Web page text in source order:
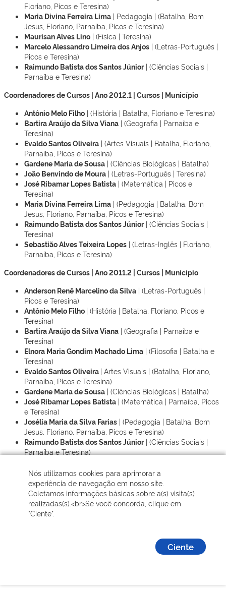
Floriano, Picos e Teresina)
Maria Divina Ferreira Lima | Pedagogia | (Batalha, Bom
Jesus, Floriano, Parnaíba, Picos e Teresina)
Maurisan Alves Lino | (Física | Teresina)
Marcelo Alessandro Limeira dos Anjos | (Letras-Português |
Picos e Teresina)
Raimundo Batista dos Santos Júnior| (Ciências Sociais |
Parnaíba e Teresina)
Coordenadores de Cursos | Ano 2012.1 | Cursos | Município
Antônio Melo Filho | (História | Batalha, Floriano e Teresina)
Bartira Araújo da Silva Viana | (Geografia | Parnaíba e
Teresina)
Evaldo Santos Oliveira | (Artes Visuais | Batalha, Floriano,
Parnaíba, Picos e Teresina)
Gardene Maria de Sousa | (Ciências Biológicas | Batalha)
João Benvindo de Moura | (Letras-Português | Teresina)
José Ribamar Lopes Batista | (Matemática | Picos e
Teresina)
Maria Divina Ferreira Lima | (Pedagogia | Batalha, Bom
Jesus, Floriano, Parnaíba, Picos e Teresina)
Raimundo Batista dos Santos Júnior| (Ciências Sociais |
Teresina)
Sebastião Alves Teixeira Lopes | (Letras-Inglês | Floriano,
Parnaíba, Picos e Teresina)
Coordenadores de Cursos | Ano 2011.2 | Cursos | Município
Anderson Renê Marcelino da Silva | (Letras-Português |
Picos e Teresina)
Antônio Melo Filho | (História | Batalha, Floriano, Picos e
Teresina)
Bartira Araújo da Silva Viana | (Geografia | Parnaíba e
Teresina)
Elnora Maria Gondim Machado Lima | (Filosofia | Batalha e
Teresina)
Evaldo Santos Oliveira | Artes Visuais | (Batalha, Floriano,
Parnaíba, Picos e Teresina)
Gardene Maria de Sousa | (Ciências Biológicas | Batalha)
José Ribamar Lopes Batista | (Matemática | Parnaíba, Picos
e Teresina)
Josélia Maria da Silva Farias | (Pedagogia | Batalha, Bom
Jesus, Floriano, Parnaíba, Picos e Teresina)
Raimundo Batista dos Santos Júnior| (Ciências Sociais |
Parnaíba e Teresina)
Parnaíba, Picos e Teresina)
Vânia Macedo Orsano| (Educação Física | Batalha, Floriano,
Picos e Teresina)
Coordenadores de Cursos | Ano 2011.1 | Cursos | Município
| (Geografia | Teresina)
Nós utilizamos cookies para aprimorar a
experiência de navegação em nosso site.
Coletamos informações básicas sobre a(s) visita(s)
realizadas(s).<br>Se você concorda, clique em
"Ciente".
Ciente